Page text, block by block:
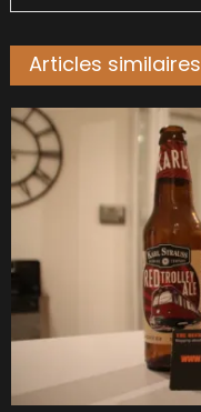
Articles similaires